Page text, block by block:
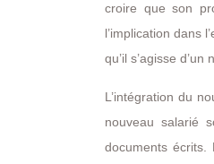
croire que son
l’implication dans
qu’il s’agisse
L’intégration du
nouveau salarié
documents écrits.